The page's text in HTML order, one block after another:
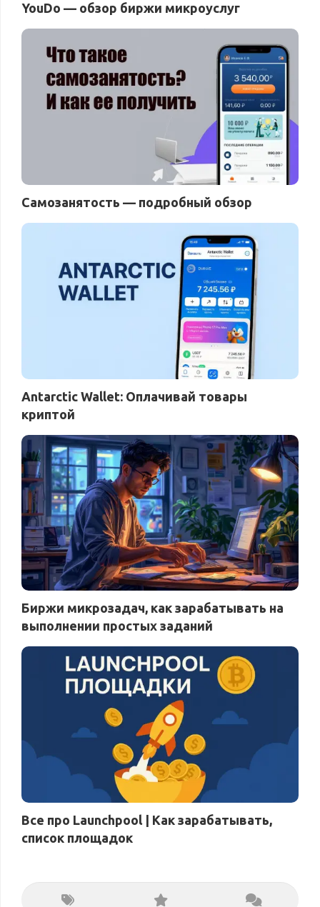
YouDo — обзор биржи микроуслуг
Самозанятость — подробный обзор
Antarctic Wallet: Оплачивай товары
криптой
Биржи микрозадач, как зарабатывать на
выполнении простых заданий
Все про Launchpool | Как зарабатывать,
список площадок